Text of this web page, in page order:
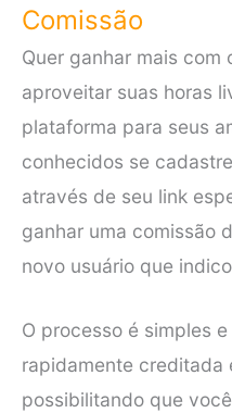
Comissão
Quer ganhar mais com
aproveitar suas horas
plataforma para seus
conhecidos se
através de seu link
ganhar uma comissão
novo usuário que
O processo é simples
rapidamente creditada
possibilitando que